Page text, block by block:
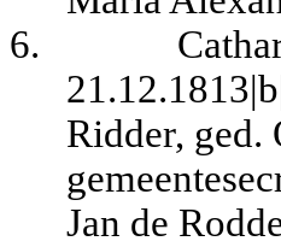
6.
Ridder,
Jan de